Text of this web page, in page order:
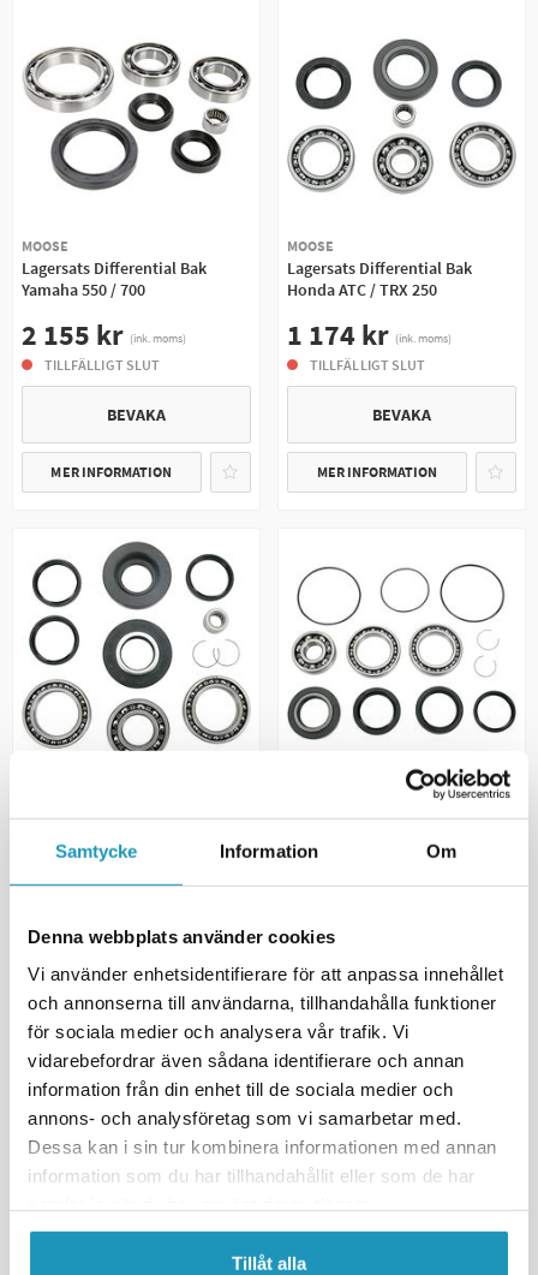
Samtycke Information Om
Denna webbplats använder cookies
Vi använder enhetsidentifierare för att anpassa innehållet
och annonserna till användarna, tillhandahålla funktioner
för sociala medier och analysera vår trafik. Vi
vidarebefordrar även sådana identifierare och annan
information från din enhet till de sociala medier och
annons- och analysföretag som vi samarbetar med.
Dessa kan i sin tur kombinera informationen med annan
information som du har tillhandahållit eller som de har
Tillåt alla
MOOSE
Lagersats Differential Bak
Yamaha 550 / 700
2 155 kr (ink. moms)
TILLFÄLLIGT SLUT
BEVAKA
MER INFORMATION
MOOSE
Lagersats Differential Bak
Honda ATC / TRX 250
1 174 kr (ink. moms)
TILLFÄLLIGT SLUT
BEVAKA
MER INFORMATION
Honda TRX 250
1 200 kr
+ LÄGG I KUNDVAGN
MER INFORMATION
Lagersats Differential Bak
Honda TRX 350
1 360 kr
+ LÄGG I KUNDVAGN
MER INFORMATION